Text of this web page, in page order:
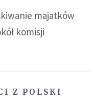
majatków
komisji
Z POLSKI